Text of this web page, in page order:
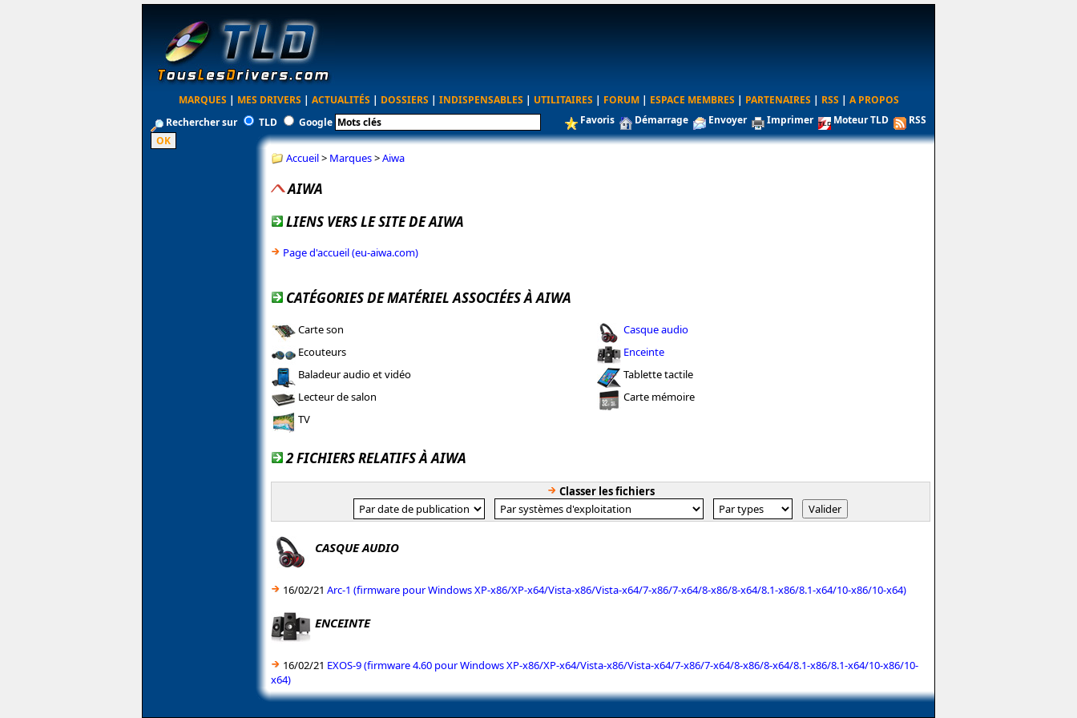
MARQUES | MES DRIVERS | ACTUALITÉS | DOSSIERS | INDISPENSABLES | UTILITAIRES | FORUM | ESPACE MEMBRES | PARTENAIRES | RSS | A PROPOS
Rechercher sur
TLD Google Favoris Démarrage Envoyer Imprimer Moteur TLD RSS
Accueil> Marques>Aiwa
AIWA
LIENS VERS LE SITE DE AIWA
Page d'accueil (eu-aiwa.com)
CATÉGORIES DE MATÉRIEL ASSOCIÉES À AIWA
Carte son
Casque audio
Ecouteurs
Enceinte
Baladeur audio et vidéo
Tablette tactile
Lecteur de salon
Carte mémoire
TV
2 FICHIERS RELATIFS À AIWA
Classer les fichiers
CASQUE AUDIO
16/02/21 Arc-1 (firmware pour Windows XP-x86/XP-x64/Vista-x86/Vista-x64/7-x86/7-x64/8-x86/8-x64/8.1-x86/8.1-x64/10-x86/10-x64)
ENCEINTE
16/02/21 EXOS-9 (firmware 4.60 pour Windows XP-x86/XP-x64/Vista-x86/Vista-x64/7-x86/7-x64/8-x86/8-x64/8.1-x86/8.1-x64/10-x86/10-
x64)